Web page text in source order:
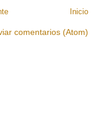
Inicio
comentarios (Atom)